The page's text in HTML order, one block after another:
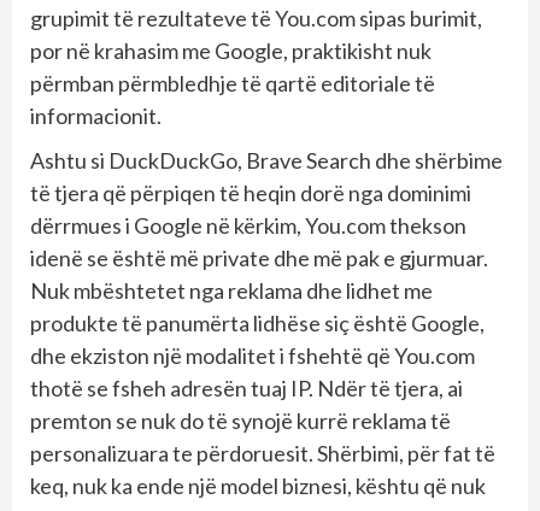
grupimit të rezultateve të You.com sipas burimit,
por në krahasim me Google, praktikisht nuk
përmban përmbledhje të qartë editoriale të
informacionit.
Ashtu si DuckDuckGo, Brave Search dhe shërbime
të tjera që përpiqen të heqin dorë nga dominimi
dërrmues i Google në kërkim, You.com thekson
idenë se është më private dhe më pak e gjurmuar.
Nuk mbështetet nga reklama dhe lidhet me
produkte të panumërta lidhëse siç është Google,
dhe ekziston një modalitet i fshehtë që You.com
thotë se fsheh adresën tuaj IP. Ndër të tjera, ai
premton se nuk do të synojë kurrë reklama të
personalizuara te përdoruesit. Shërbimi, për fat të
keq, nuk ka ende një model biznesi, kështu që nuk